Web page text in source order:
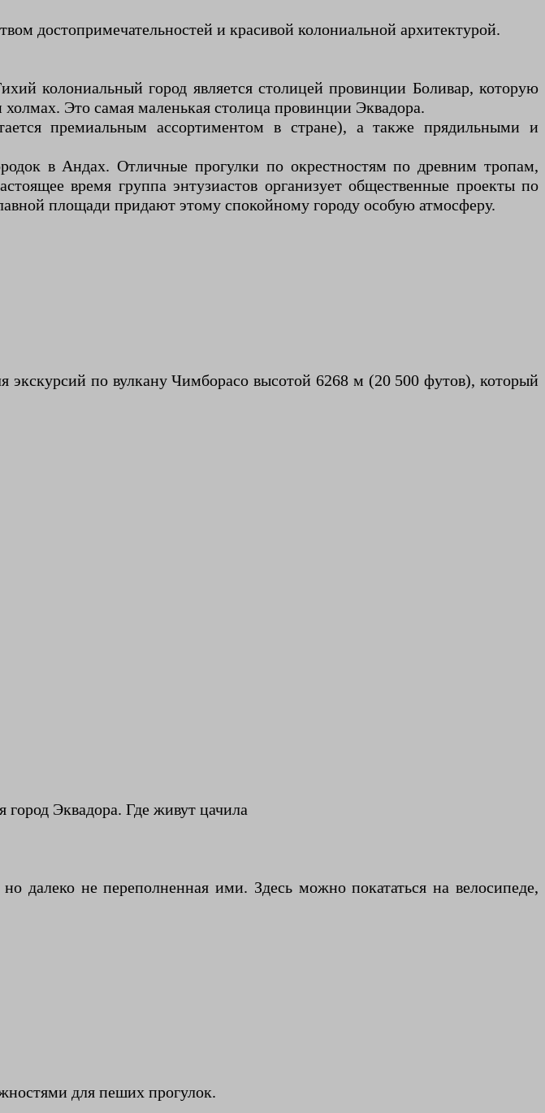
достопримечательностей и красивой колониальной архитектурой.
колониальный город является столицей провинции Боливар, которую
Это самая маленькая столица провинции Эквадора.
премиальным ассортиментом в стране), а также прядильными и
в Андах. Отличные прогулки по окрестностям по древним тропам,
время группа энтузиастов организует общественные проекты по
площади придают этому спокойному городу особую атмосферу.
по вулкану Чимборасо высотой 6268 м (20 500 футов), который
Эквадора. Где живут цачила
далеко не переполненная ими. Здесь можно покататься на велосипеде,
для пеших прогулок.